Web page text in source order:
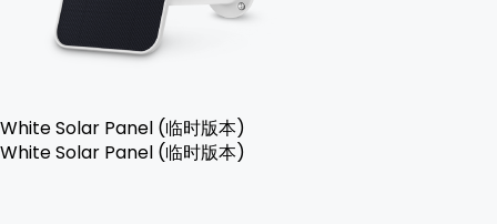
White Solar Panel (临时版本)
White Solar Panel (临时版本)